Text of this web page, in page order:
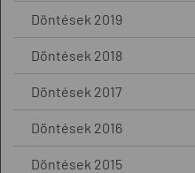
Döntések 2019
Döntések 2018
Döntések 2017
Döntések 2016
Döntések 2015